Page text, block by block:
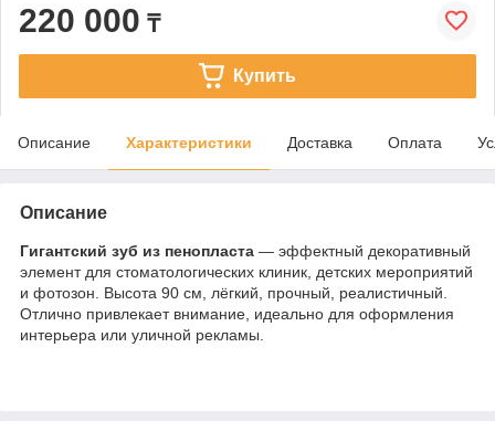
220 000 ₸
Купить
Описание Характеристики Доставка Оплата
Описание
Гигантский зуб из пенопласта — эффектный декоративный
элемент для стоматологических клиник, детских мероприятий
и фотозон. Высота 90 см, лёгкий, прочный, реалистичный.
Отлично привлекает внимание, идеально для оформления
интерьера или уличной рекламы.